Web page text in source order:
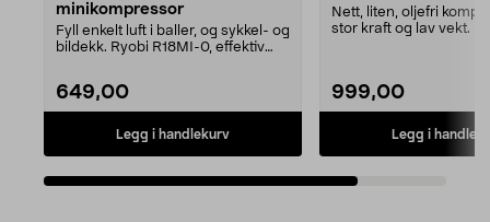
minikompressor
Fyll enkelt luft i baller, og sykkel- og
bildekk. Ryobi R18MI-0, effektiv
649,00
Legg i handlekurv
Nett, liten, oljefri
stor kraft og lav vekt.
999,00
Legg i